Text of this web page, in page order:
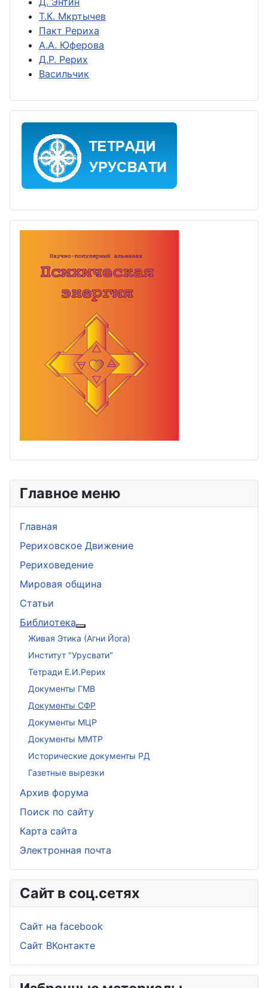
Главное меню
Главная
Рериховское Движение
Рериховедение
Мировая община
Статьи
Библиотека
Подробнее: Библиотека
Живая Этика (Агни Йога)
Институт "Урусвати"
Тетради Е.И.Рерих
Документы ГМВ
Документы СФР
Документы МЦР
Документы ММТР
Исторические документы РД
Газетные вырезки
Архив форума
Поиск по сайту
Карта сайта
Электронная почта
Сайт в соц.сетях
Сайт на facebook
Сайт ВКонтакте
Т.К. Мкртычев
Пакт Рериха
А.А. Юферова
Д.Р. Рерих
Васильчик